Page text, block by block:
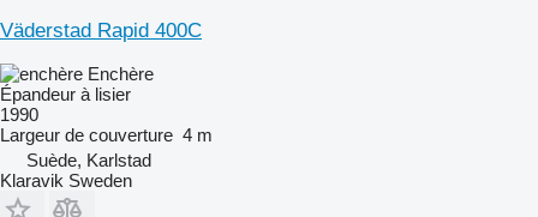
Väderstad Rapid 400C
Enchère
Épandeur à lisier
1990
Largeur de couverture 4 m
Suède, Karlstad
Klaravik Sweden